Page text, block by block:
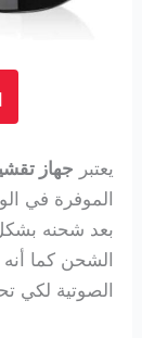
يعتبر جهاز
الموفرة في
بعد شحنه بشكل
الشحن كما
الصوتية لكي